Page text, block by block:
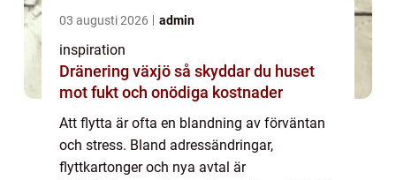
03 augusti 2026 admin
inspiration
Dränering växjö så skyddar du huset
mot fukt och onödiga kostnader
Att flytta är ofta en blandning av förväntan
och stress. Bland adressändringar,
flyttkartonger och nya avtal är